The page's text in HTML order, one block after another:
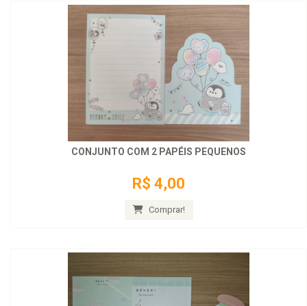
CONJUNTO COM 2 PAPÉIS PEQUENOS
R$ 4,00
Comprar!